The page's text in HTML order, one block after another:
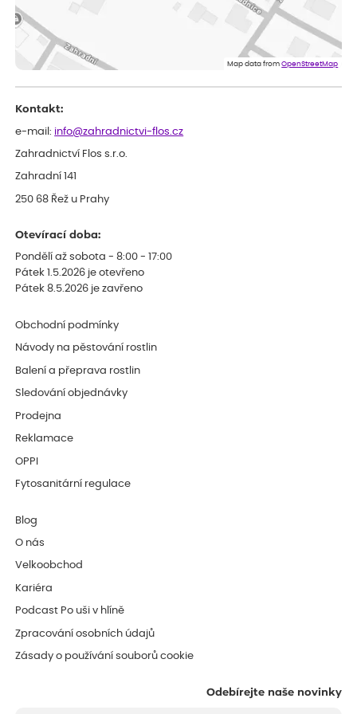
Dobrý den, byli jsme spokojeni
Eshop, objednání bylo v pořádku, žádný problém. Jen jsem byla
smutná z dodávky jedné kytky, která nebyla v nejlepší kondici a i
Map data fromOpenStreetMap
Kontakt:
e-mail: info@zahradnictvi-flos.cz
Zahradnictví Flos s.r.o.
Zahradní 141
250 68 Řež u Prahy
Otevírací doba:
Pondělí až sobota - 8:00 - 17:00
Pátek 1.5.2026 je otevřeno
Pátek 8.5.2026 je zavřeno
Obchodní podmínky
Návody na pěstování rostlin
Balení a přeprava rostlin
Sledování objednávky
Prodejna
Reklamace
OPPI
Fytosanitární regulace
Blog
O nás
Velkoobchod
Kariéra
Podcast Po uši v hlíně
Zpracování osobních údajů
Zásady o používání souborů cookie
Odebírejte naše novinky